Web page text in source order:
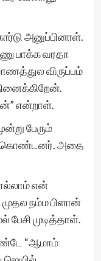
அனுப்பினாள்.
பாக்க வரதா
விருப்பம்
என்றாள்.
பேரும்
கொண்டனர். அதை
என்
நம்ம பிளான்
பேசி முடித்தாள்.
“ஆமாம்